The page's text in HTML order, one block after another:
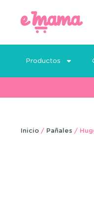
Productos
Inicio / Pañales /